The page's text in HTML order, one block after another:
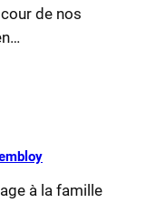
de nos
à la famille